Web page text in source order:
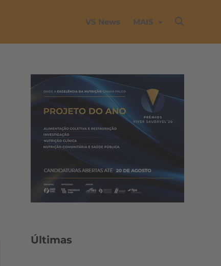
VS News MAIS
Últimas